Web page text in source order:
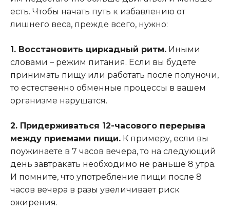
есть. Чтобы начать путь к избавлению от
лишнего веса, прежде всего, нужно:
1. Восстановить циркадный ритм. Иными
словами – режим питания. Если вы будете
принимать пищу или работать после полуночи,
то естественно обменные процессы в вашем
организме нарушатся.
2. Придерживаться 12-часового перерыва
между приемами пищи. К примеру, если вы
поужинаете в 7 часов вечера, то на следующий
день завтракать необходимо не раньше 8 утра.
И помните, что употребление пищи после 8
часов вечера в разы увеличивает риск
ожирения.